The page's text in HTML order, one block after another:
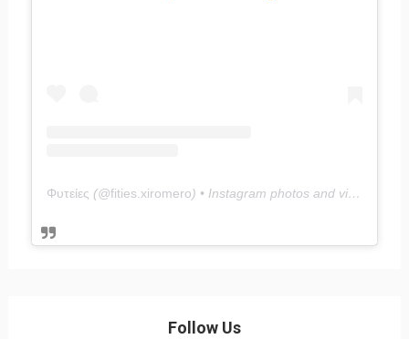
Φυτείες (@fities.xiromero) • Instagram photos and videos
Follow Us